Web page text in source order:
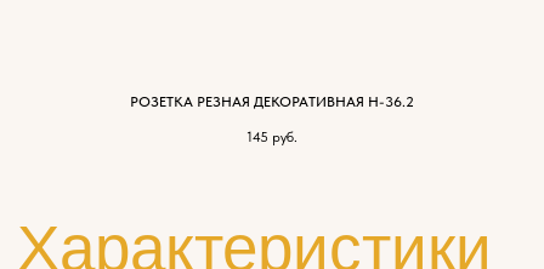
РОЗЕТКА РЕЗНАЯ ДЕКОРАТИВНАЯ Н-36.2
145 руб.